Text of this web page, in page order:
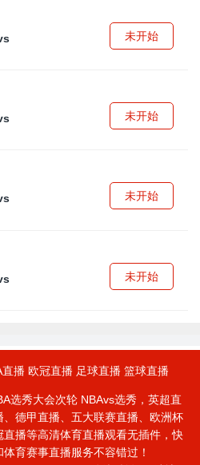
未开始
未开始
未开始
未开始
直播 欧冠直播 足球直播 篮球直播
选秀大会次轮 NBAvs选秀，英超直
德甲直播、五大联赛直播、欧洲杯
播等高清体育直播观看无插件，快
育赛事直播服务不容错过！